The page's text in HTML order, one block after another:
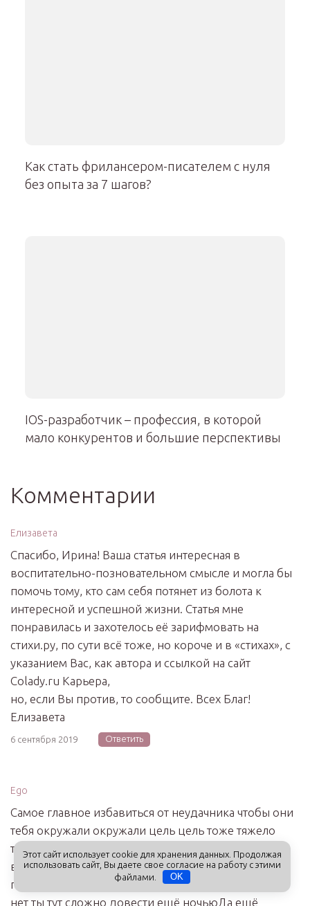
Как стать фрилансером-писателем с нуля
без опыта за 7 шагов?
IOS-разработчик – профессия, в которой
мало конкурентов и большие перспективы
Комментарии
Елизавета
Спасибо, Ирина! Ваша статья интересная в
воспитательно-позновательном смысле и могла бы
помочь тому, кто сам себя потянет из болота к
интересной и успешной жизни. Статья мне
понравилась и захотелось её зарифмовать на
стихи.ру, по сути всё тоже, но короче и в «стихах», с
указанием Вас, как автора и ссылкой на сайт
Colady.ru Карьера,
но, если Вы против, то сообщите. Всех Благ!
Елизавета
6 сентября 2019 Ответить
Ego
Самое главное избавиться от неудачника чтобы они
тебя окружали окружали цель цель тоже тяжело
тяжело сформулировать что ты хочешь вроде бы
все понятно что хочешь или доску желаний
постоянно крутится вертится хочу такую черту или
нет ты тут сложно довести ещё ночьюДа ещё
Этот сайт использует cookie для хранения данных. Продолжая
использовать сайт, Вы даете свое согласие на работу с этими
файлами.
OK